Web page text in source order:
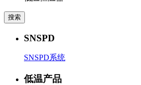
SNSPD
SNSPD系统
低温产品